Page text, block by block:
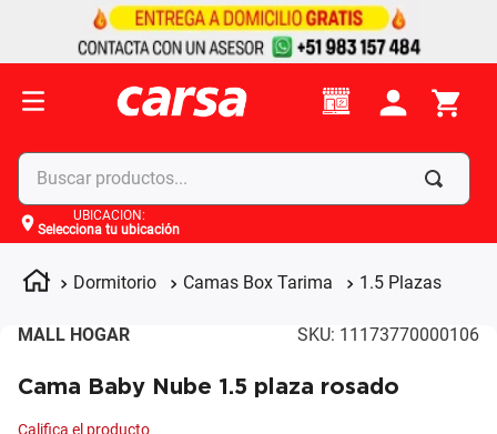
Buscar productos...
UBICACIÓN:
Selecciona tu ubicación
Dormitorio Camas Box Tarima 1.5 Plazas
MALL HOGAR SKU: 11173770000106
Cama Baby Nube 1.5 plaza rosado
Términos más buscados
celulares
4. apple